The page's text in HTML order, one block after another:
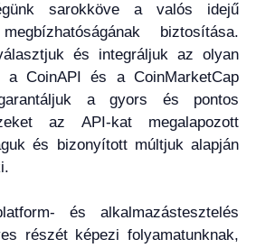
sarokköve a valós idejű
biztosítása.
és integráljuk az olyan
a CoinAPI és a CoinMarketCap
a gyors és pontos
az API-kat megalapozott
és bizonyított múltjuk alapján
és alkalmazástesztelés
részét képezi folyamatunknak,